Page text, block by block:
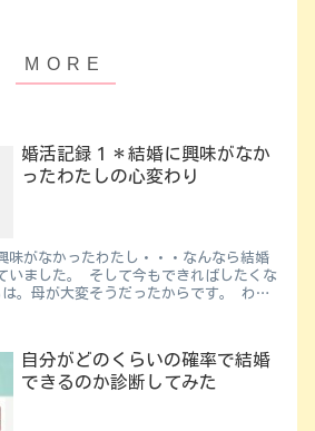
婚活記録１＊結婚に興味がなか
ったわたしの心変わり
味がなかったわたし・・・なんなら結婚
いました。 そして今もできればしたくな
自分がどのくらいの確率で結婚
できるのか診断してみた